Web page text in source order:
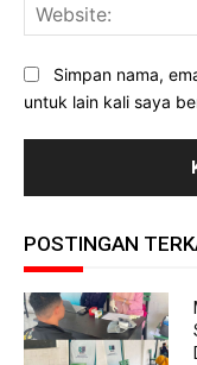
Simpan nama,
untuk lain kali saya
POSTINGAN